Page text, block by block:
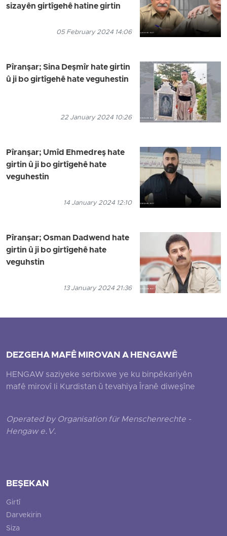
sizayên girtîgehê hatine girtin
05 February 2024 14:06
Pîranşar; Sina Deşmîr hate girtin
û ji bo girtîgehê hate veguhestin
22 January 2024 10:26
Pîranşar; Umîd Ehmedreş hate
girtin û ji bo girtîgehê hate
veguhestin
14 January 2024 12:10
Pîranşar; Osman Dadwend hate
girtin û ji bo girtîgehê hate
veguhstin
13 January 2024 21:36
DEZGEHA MAFÊ MIROVAN A HENGAWÊ
HENGAW saziyeke serbixwe ye ku binpêkariyên
mafê mirovî li Kurdistan û tevahiya Îranê diweşîne
Operated by Organisation für Menschenrechte -
Hengaw e.V.
BEŞEKAN
Girtî
Darvekirin
Siza